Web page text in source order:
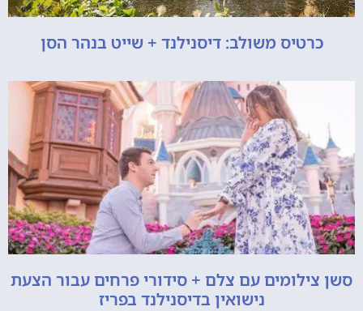
כרטיס משולב: דיסנילנד + שייט בנהר הסן
סשן צילומים עם צלם + סידורי פרחים עבור הצעת
נישואין בדיסנילנד בפריז